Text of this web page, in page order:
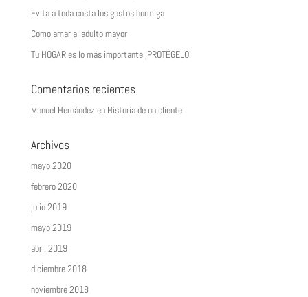
Evita a toda costa los gastos hormiga
Como amar al adulto mayor
Tu HOGAR es lo más importante ¡PROTÉGELO!
Comentarios recientes
Manuel Hernándezen Historia de un cliente
Archivos
mayo 2020
febrero 2020
julio 2019
mayo 2019
abril 2019
diciembre 2018
noviembre 2018